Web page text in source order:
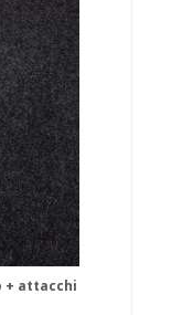
+ attacchi